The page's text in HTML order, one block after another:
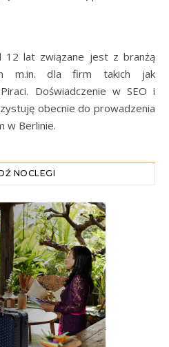
12 lat związane jest z branżą
m.in. dla firm takich jak
Doświadczenie w SEO i
obecnie do prowadzenia
w Berlinie.
NOCLEGI